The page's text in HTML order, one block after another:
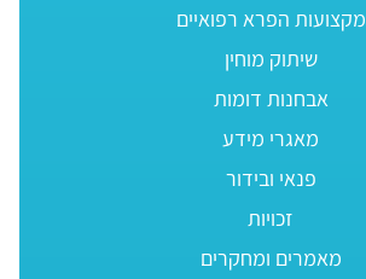
מקצועות הפרא רפואיים
שיתוק מוחין
אבחנות דומות
מאגרי מידע
פנאי ובידור
זכויות
מאמרים ומחקרים